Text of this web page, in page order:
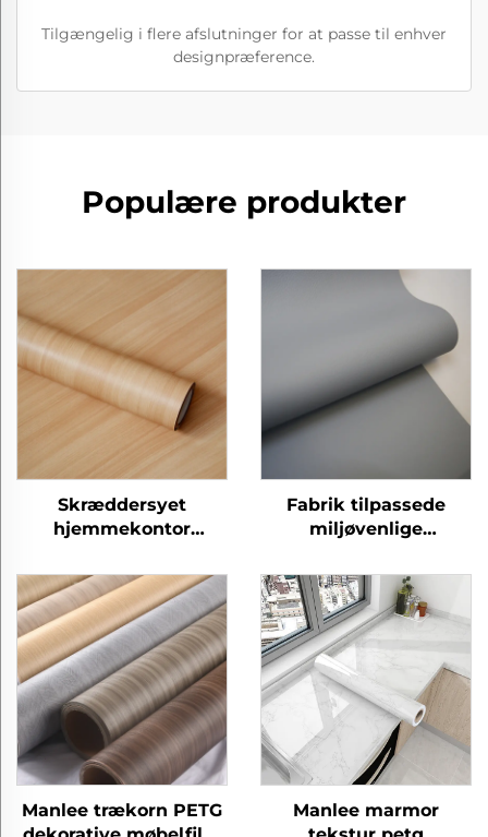
Tilgængelig i flere afslutninger for at passe til enhver
designpræference.
Populære produkter
Skræddersyet
hjemmekontor
dekorative træ korn
beskyttende film til
soveværelse stue
køkken skab
Fabrik tilpassede
miljøvenlige
hjemmekontor petg
møbler dekorative
prægede film
Manlee trækorn PETG
Manlee marmor